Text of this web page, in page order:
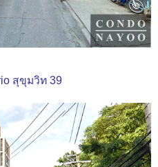
สุขุมวิท 39